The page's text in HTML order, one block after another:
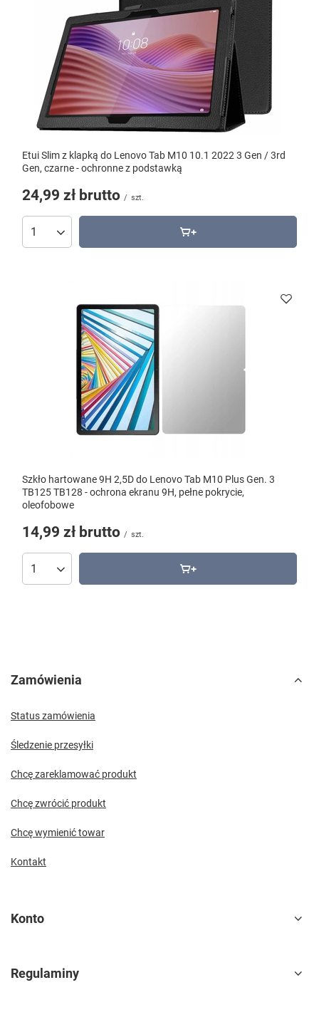
Etui Slim z klapką do Lenovo Tab M10 10.1 2022 3 Gen / 3rd
Gen, czarne - ochronne z podstawką
24,99 zł brutto / szt.
Szkło hartowane 9H 2,5D do Lenovo Tab M10 Plus Gen. 3
TB125 TB128 - ochrona ekranu 9H, pełne pokrycie,
oleofobowe
14,99 zł brutto / szt.
Zamówienia
Status zamówienia
Śledzenie przesyłki
Chcę zareklamować produkt
Chcę zwrócić produkt
Chcę wymienić towar
Kontakt
Konto
Regulaminy